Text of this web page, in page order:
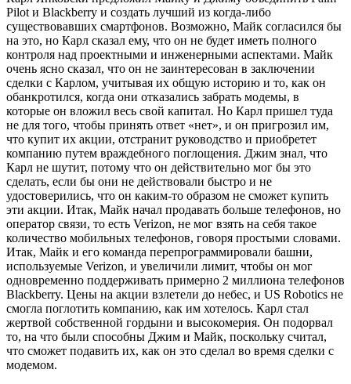
Pilot и Blackberry и создать лучший из когда-либо
существовавших смартфонов. Возможно, Майк согласился бы
на это, но Карл сказал ему, что он не будет иметь полного
контроля над проектными и инженерными аспектами. Майк
очень ясно сказал, что он не заинтересован в заключении
сделки с Карлом, учитывая их общую историю и то, как он
обанкротился, когда они отказались забрать модемы, в
которые он вложил весь свой капитал. Но Карл пришел туда
не для того, чтобы принять ответ «нет», и он пригрозил им,
что купит их акции, отстранит руководство и приобретет
компанию путем враждебного поглощения. Джим знал, что
Карл не шутит, потому что он действительно мог бы это
сделать, если бы они не действовали быстро и не
удостоверились, что он каким-то образом не сможет купить
эти акции. Итак, Майк начал продавать больше телефонов, но
оператор связи, то есть Verizon, не мог взять на себя такое
количество мобильных телефонов, говоря простыми словами.
Итак, Майк и его команда перепрограммировали башни,
используемые Verizon, и увеличили лимит, чтобы он мог
одновременно поддерживать примерно 2 миллиона телефонов
Blackberry. Цены на акции взлетели до небес, и US Robotics не
смогла поглотить компанию, как им хотелось. Карл стал
жертвой собственной гордыни и высокомерия. Он подорвал
то, на что были способны Джим и Майк, поскольку считал,
что сможет подавить их, как он это сделал во время сделки с
модемом.